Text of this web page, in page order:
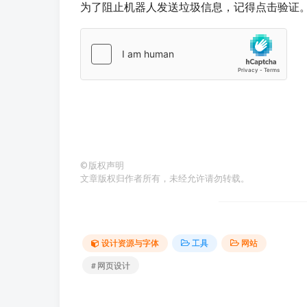
为了阻止机器人发送垃圾信息，记得点击验证。
© 版权声明
文章版权归作者所有，未经允许请勿转载。
设计资源与字体 工具 网站
# 网页设计